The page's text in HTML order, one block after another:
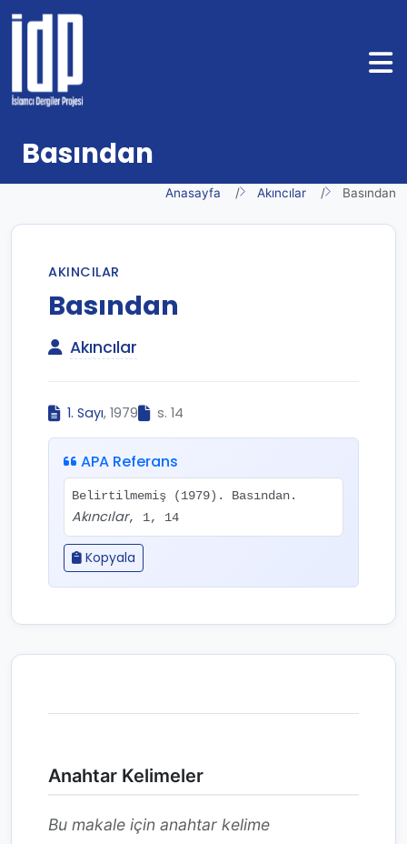
Basından
Anasayfa Akıncılar Basından
AKINCILAR
Basından
Akıncılar
1. Sayı, 1979 s. 14
APA Referans
Belirtilmemiş (1979). Basından.
Akıncılar, 1, 14
Kopyala
Anahtar Kelimeler
Bu makale için anahtar kelime